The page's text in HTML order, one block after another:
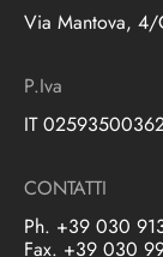
Via Mantova, 4/
P.Iva
IT
CONTATTI
Ph. +39 030
Fax. +39 030